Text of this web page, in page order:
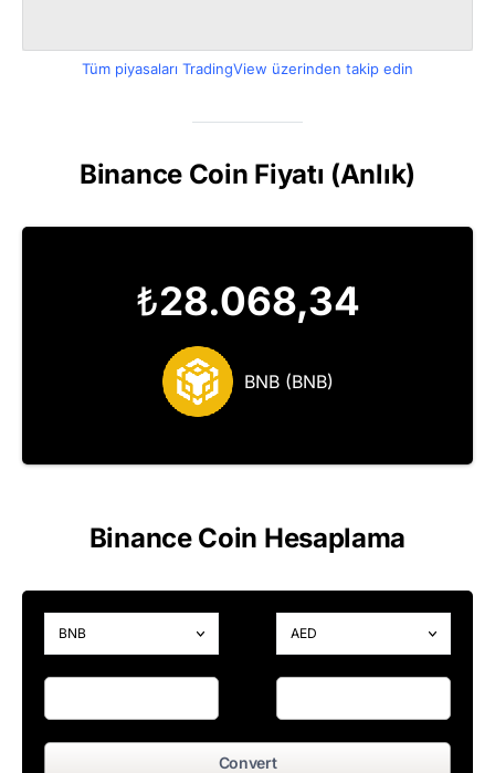
Tüm piyasaları TradingView üzerinden takip edin
Binance Coin Fiyatı (Anlık)
₺28.068,34
BNB (BNB)
Binance Coin Hesaplama
Convert